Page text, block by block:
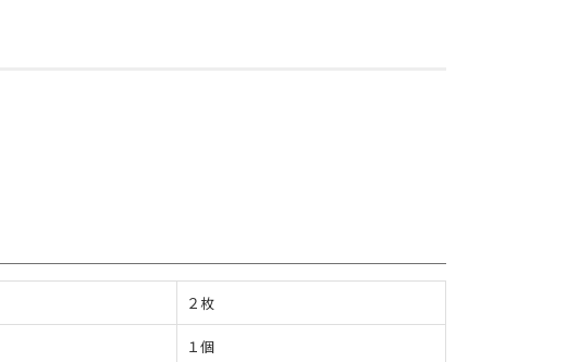
２枚
１個